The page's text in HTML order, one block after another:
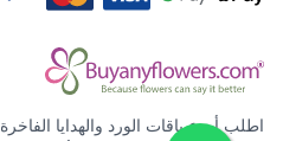
اطلب أروع باقات الورد والهدايا